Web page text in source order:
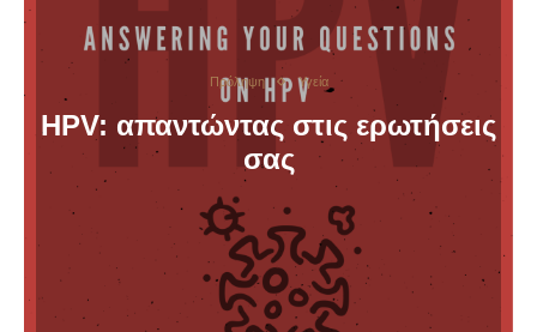
Πρόληψη Υγεία
HPV: απαντώντας στις ερωτήσεις
σας